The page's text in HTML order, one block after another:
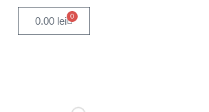
0.00 lei 0
Cart